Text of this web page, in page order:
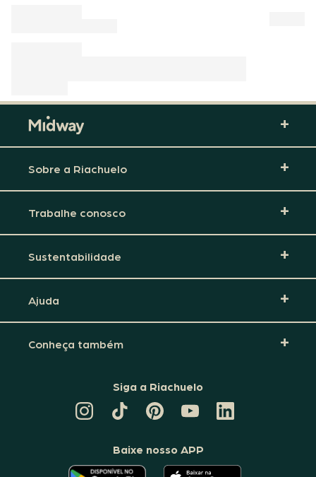
Sobre a Riachuelo
Trabalhe conosco
Sustentabilidade
Ajuda
Conheça também
Siga a Riachuelo
TIKTOK
DA
PINTEREST
DA
CANAL
DA
RIACHUELO
LINKEDIN
DA
Baixe nosso APP
O O